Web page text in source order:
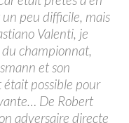
peu difficile, mais
Valenti, je
championnat,
et son
possible pour
De Robert
adversaire directe